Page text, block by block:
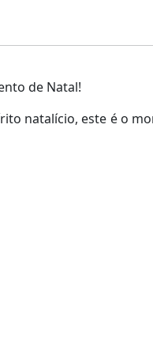
de Natal!
natalício, este é o